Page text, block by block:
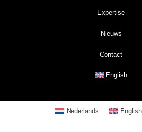
Expertise
Nieuws
Contact
English
Nederlands English